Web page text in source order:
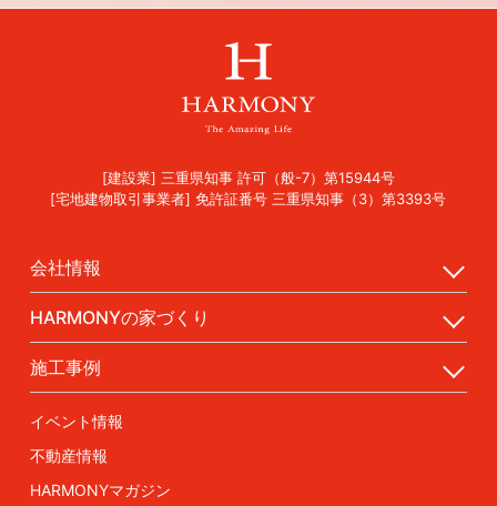
[建設業] 三重県知事 許可（般-7）第15944号
[宅地建物取引事業者] 免許証番号 三重県知事（3）第3393号
会社情報
HARMONYの家づくり
施工事例
イベント情報
不動産情報
HARMONYマガジン